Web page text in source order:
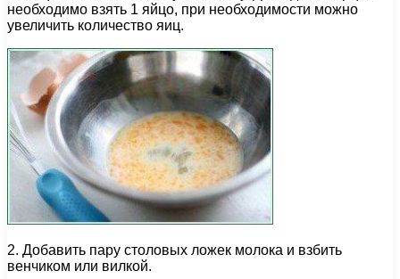
необходимо взять 1 яйцо, при необходимости можно
увеличить количество яиц.
2. Добавить пару столовых ложек молока и взбить
венчиком или вилкой.